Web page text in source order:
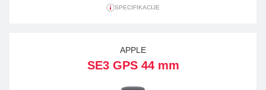
SPECIFIKACIJE
APPLE
SE3 GPS 44 mm